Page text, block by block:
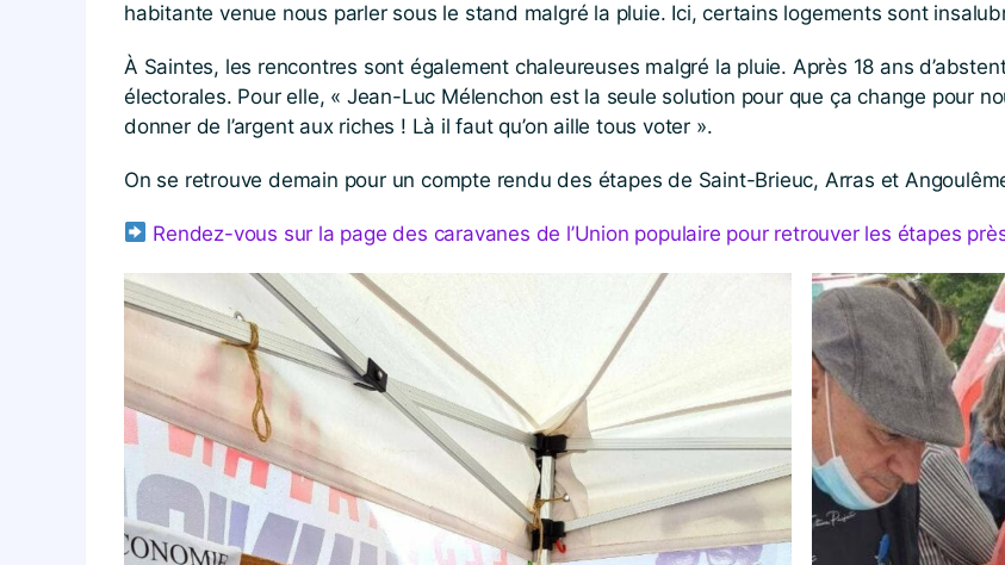
habitante venue nous parler sous le stand malgré la pluie. Ici, certains logements sont
À Saintes, les rencontres sont également chaleureuses malgré la pluie. Après 18 ans
électorales. Pour elle, « Jean-Luc Mélenchon est la seule solution pour que ça change pour
donner de l’argent aux riches ! Là il faut qu’on aille tous voter ».
On se retrouve demain pour un compte rendu des étapes de Saint-Brieuc, Arras et
Rendez-vous sur la page des caravanes de l’Union populaire pour retrouver les étapes